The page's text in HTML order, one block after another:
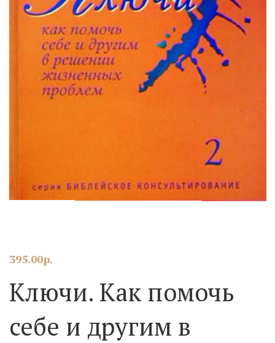
395.00р.
Ключи. Как помочь
себе и другим в